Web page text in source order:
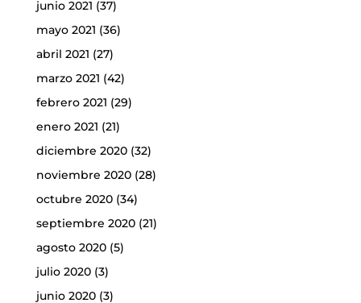
junio 2021 (37)
mayo 2021 (36)
abril 2021 (27)
marzo 2021 (42)
febrero 2021 (29)
enero 2021 (21)
diciembre 2020(32)
noviembre 2020(28)
octubre 2020(34)
septiembre 2020(21)
agosto 2020(5)
julio 2020(3)
junio 2020(3)